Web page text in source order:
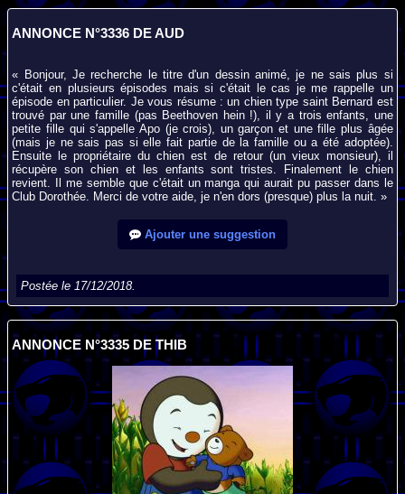
ANNONCE N°3336 DE AUD
« Bonjour, Je recherche le titre d'un dessin animé, je ne sais plus si
c'était en plusieurs épisodes mais si c'était le cas je me rappelle un
épisode en particulier. Je vous résume : un chien type saint Bernard est
trouvé par une famille (pas Beethoven hein !), il y a trois enfants, une
petite fille qui s'appelle Apo (je crois), un garçon et une fille plus âgée
(mais je ne sais pas si elle fait partie de la famille ou a été adoptée).
Ensuite le propriétaire du chien est de retour (un vieux monsieur), il
récupère son chien et les enfants sont tristes. Finalement le chien
revient. Il me semble que c'était un manga qui aurait pu passer dans le
Club Dorothée. Merci de votre aide, je n'en dors (presque) plus la nuit. »
Ajouter une suggestion
Postée le 17/12/2018.
ANNONCE N°3335 DE THIB